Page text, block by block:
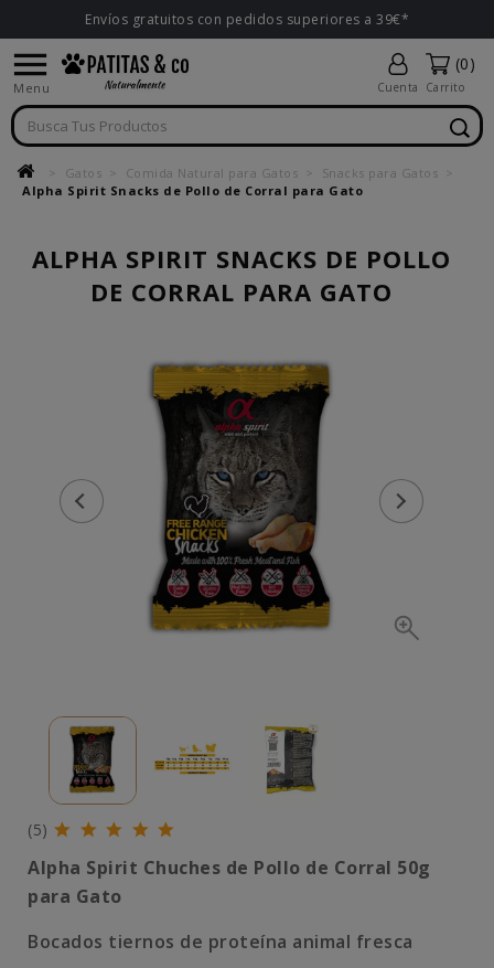
Envíos gratuitos con pedidos superiores a 39€*

Menu Cuenta
(0)
Carrito
Gatos Comida Natural para Gatos
Snacks para Gatos
Alpha Spirit Snacks de Pollo de Corral para Gato
ALPHA SPIRIT SNACKS DE POLLO
DE CORRAL PARA GATO
(5)
Alpha Spirit Chuches de Pollo de Corral 50g
para Gato
Bocados tiernos de proteína animal fresca